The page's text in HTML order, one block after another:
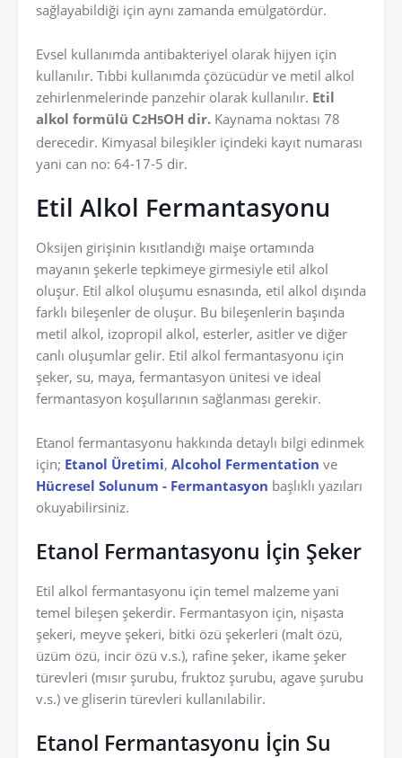
sağlayabildiği için aynı zamanda emülgatördür.
Evsel kullanımda antibakteriyel olarak hijyen için
kullanılır. Tıbbi kullanımda çözücüdür ve metil alkol
zehirlenmelerinde panzehir olarak kullanılır. Etil
alkol formülü C2H5OH dir. Kaynama noktası 78
derecedir. Kimyasal bileşikler içindeki kayıt numarası
yani can no: 64-17-5 dir.
Etil Alkol Fermantasyonu
Oksijen girişinin kısıtlandığı maişe ortamında
mayanın şekerle tepkimeye girmesiyle etil alkol
oluşur. Etil alkol oluşumu esnasında, etil alkol dışında
farklı bileşenler de oluşur. Bu bileşenlerin başında
metil alkol, izopropil alkol, esterler, asitler ve diğer
canlı oluşumlar gelir. Etil alkol fermantasyonu için
şeker, su, maya, fermantasyon ünitesi ve ideal
fermantasyon koşullarının sağlanması gerekir.
Etanol fermantasyonu hakkında detaylı bilgi edinmek
için; Etanol Üretimi, Alcohol Fermentation ve
Hücresel Solunum - Fermantasyon başlıklı yazıları
okuyabilirsiniz.
Etanol Fermantasyonu İçin Şeker
Etil alkol fermantasyonu için temel malzeme yani
temel bileşen şekerdir. Fermantasyon için, nişasta
şekeri, meyve şekeri, bitki özü şekerleri (malt özü,
üzüm özü, incir özü v.s.), rafine şeker, ikame şeker
türevleri (mısır şurubu, fruktoz şurubu, agave şurubu
v.s.) ve gliserin türevleri kullanılabilir.
Etanol Fermantasyonu İçin Su